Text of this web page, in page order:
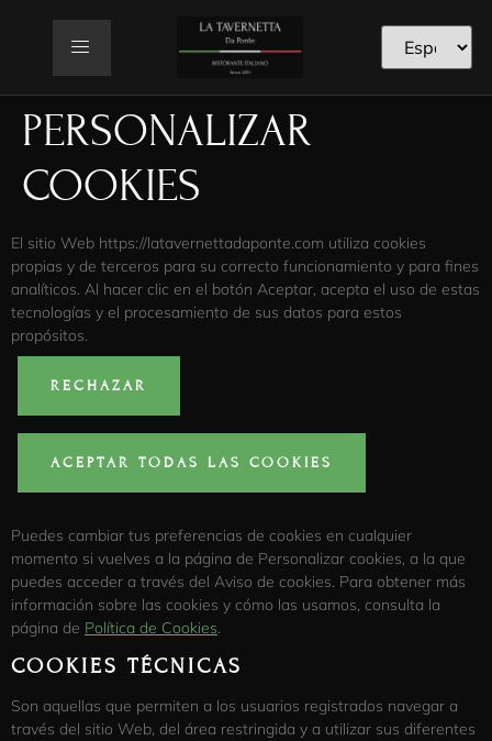
PERSONALIZAR
COOKIES
El sitio Web https://latavernettadaponte.com utiliza cookies
propias y de terceros para su correcto funcionamiento y para fines
analíticos. Al hacer clic en el botón Aceptar, acepta el uso de estas
tecnologías y el procesamiento de sus datos para estos
propósitos.
RECHAZAR
ACEPTAR TODAS LAS COOKIES
Puedes cambiar tus preferencias de cookies en cualquier
momento si vuelves a la página de Personalizar cookies, a la que
puedes acceder a través del Aviso de cookies. Para obtener más
información sobre las cookies y cómo las usamos, consulta la
página de Política de Cookies.
COOKIES TÉCNICAS
Son aquellas que permiten a los usuarios registrados navegar a
través del sitio Web, del área restringida y a utilizar sus diferentes